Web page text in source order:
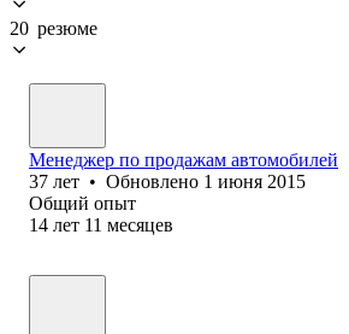
20 резюме
Менеджер по продажам автомобилей
37 лет • Обновлено 1 июня 2015
Общий опыт
14 лет 11 месяцев